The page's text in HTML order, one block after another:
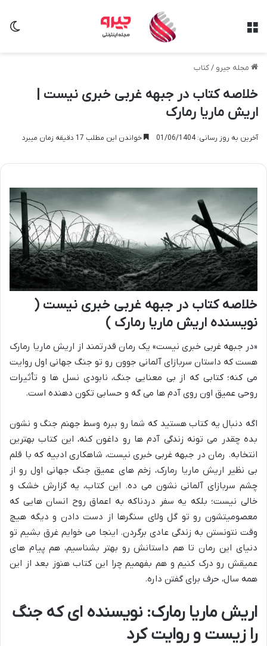
مجله جیرو /کتاب
خلاصه کتاب در جبهه غربی خبری نیست |
اریش ماریا رمارک
آخرین به روز رسانی: 01/06/1404 خواندن این مطلب 17 دقیقه زمان میبرد
خلاصه کتاب در جبهه غربی خبری نیست (
نویسنده اریش ماریا رمارک )
«در جبهه غربی خبری نیست» یک رمان قدرتمند از اریش ماریا رمارک
هست که داستان سربازای آلمانی جوون رو تو جنگ جهانی اول روایت
می کنه؛ کتابی که از بی معنایی جنگ، نابودی نسل ها و تأثیرات
روحی عمیق اون روی آدم ها می گه و حسابی تکون دهنده است.
اگه دنبال یه کتاب هستید که شما رو ببره وسط جهنم جنگ و نشون
بده چقدر می تونه زندگی آدم ها رو داغون کنه، این کتاب بهترین
انتخابه. رمان در جبهه غربی خبری نیست، شاهکاری ادبیه که با قلم
بی نظیر اریش ماریا رمارک، زخم های عمیق جنگ جهانی اول رو از
چشم سربازای آلمانی نشون می ده. این کتاب، یه گزارش خشک و
خالی نیست؛ بلکه یه سفر دردناکه به اعماق روح انسان هایی که
معصومیتشون رو تو گل ولای سنگرها از دست دادن و دیگه هیچ
وقت نتونستن به زندگی عادی برگردن. اینجا می خوایم غرق بشیم تو
دنیای این رمان تا هم داستانش رو بهتر بشناسیم، هم پیام های
عمیقش رو درک کنیم و هم بفهمیم چرا این کتاب هنوز بعد از این
همه سال، حرف برای گفتن داره.
اریش ماریا رمارک: نویسنده ای که جنگ
را زیست و روایت کرد